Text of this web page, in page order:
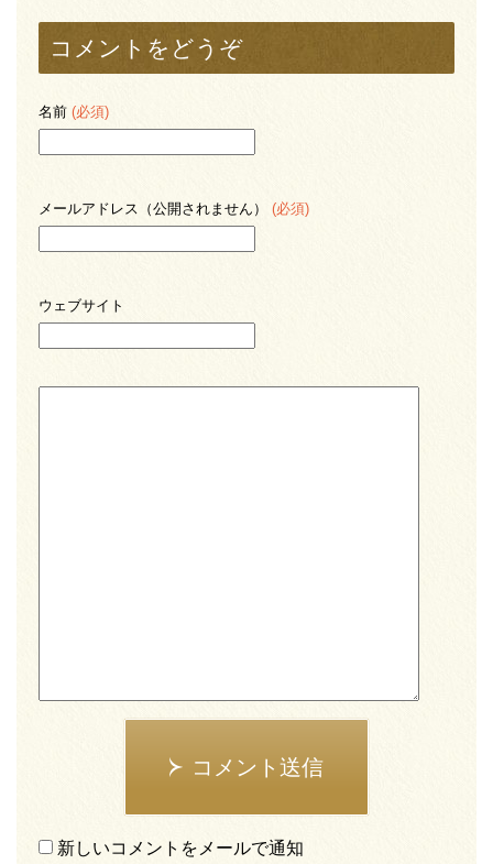
コメントをどうぞ
名前 (必須)
メールアドレス（公開されません） (必須)
ウェブサイト
コメント送信
新しいコメントをメールで通知